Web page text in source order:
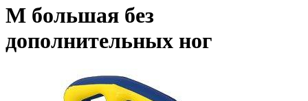
М большая без
дополнительных ног